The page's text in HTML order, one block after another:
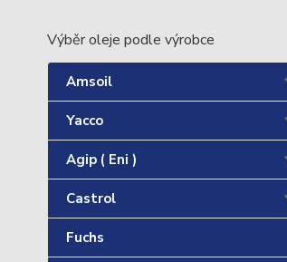
Výběr oleje podle výrobce
Amsoil
Yacco
Agip ( Eni )
Castrol
Fuchs